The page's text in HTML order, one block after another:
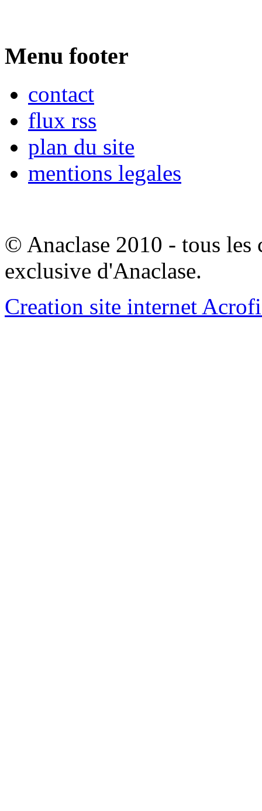
Menu footer
contact
flux rss
plan du site
mentions legales
© Anaclase 2010 - tous les
exclusive d'Anaclase.
Creation site internet